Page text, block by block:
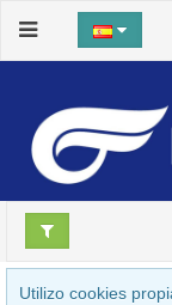
Utilizo cookies